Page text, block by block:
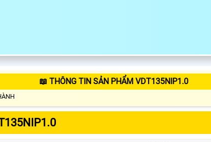
📖 THÔNG TIN SẢN PHẨM VDT135NIP1.0